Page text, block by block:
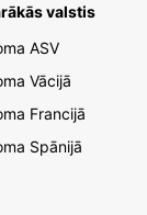
valstis
ASV
Vācijā
Francijā
Spānijā